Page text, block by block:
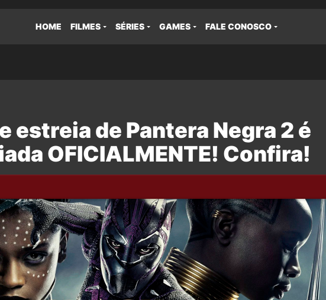
HOME FILMES SÉRIES GAMES FALE CONOSCO
estreia de Pantera Negra 2 é
OFICIALMENTE! Confira!